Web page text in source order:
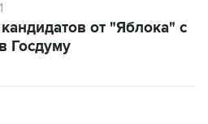
от "Яблока" с
Госдуму